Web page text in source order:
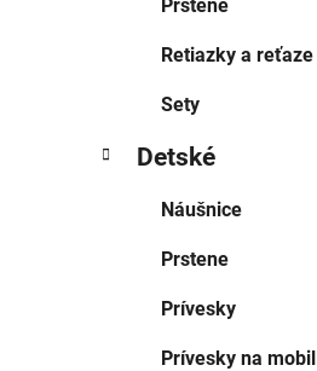
Prstene
Retiazky a reťaze
Sety
Detské
Náušnice
Prstene
Prívesky
Prívesky na mobil